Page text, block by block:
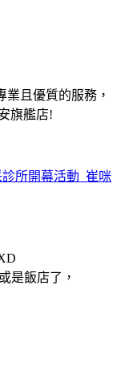
且優質的服務，
旗艦店!
所開幕活動_崔咪
是飯店了，